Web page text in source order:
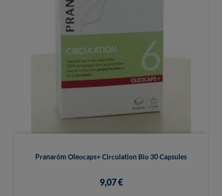
Pranarôm Oleocaps+ Circulation Bio 30 Capsules
9,07 €